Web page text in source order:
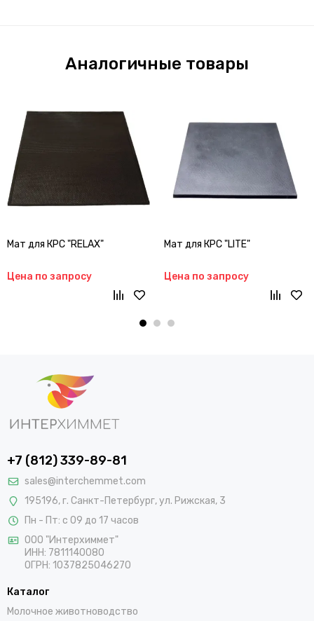
Аналогичные товары
Мат для КРС "RELAX"
Цена по запросу
Мат для КРС "LITE"
Цена по запросу
+7 (812) 339-89-81
sales@interchemmet.com
195196, г. Санкт-Петербург, ул. Рижская, 3
Пн - Пт: с 09 до 17 часов
ООО "Интерхиммет"
ИНН: 7811140080
ОГРН: 1037825046270
Каталог
Молочное животноводство